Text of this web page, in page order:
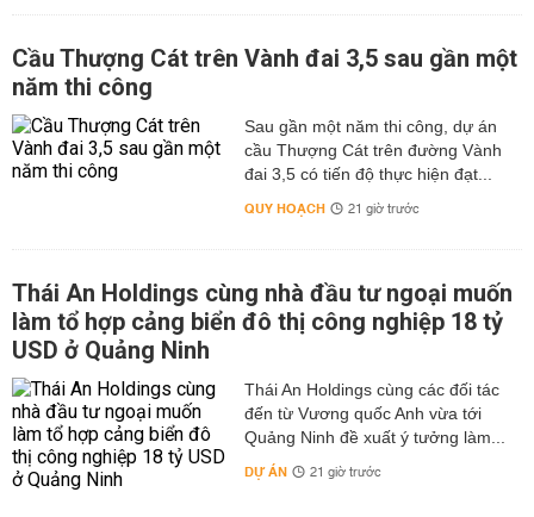
Cầu Thượng Cát trên Vành đai 3,5 sau gần một
năm thi công
Sau gần một năm thi công, dự án
cầu Thượng Cát trên đường Vành
đai 3,5 có tiến độ thực hiện đạt...
QUY HOẠCH 21 giờ trước
Thái An Holdings cùng nhà đầu tư ngoại muốn
làm tổ hợp cảng biển đô thị công nghiệp 18 tỷ
USD ở Quảng Ninh
Thái An Holdings cùng các đối tác
đến từ Vương quốc Anh vừa tới
Quảng Ninh đề xuất ý tưởng làm...
DỰ ÁN 21 giờ trước